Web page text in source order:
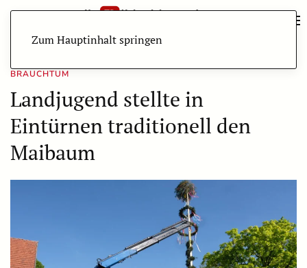
Zum Hauptinhalt springen
BRAUCHTUM
Landjugend stellte in
Eintürnen traditionell den
Maibaum